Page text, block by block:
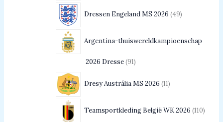
Dressen Engeland MS 2026 49
Argentina-thuiswereldkampioenschap
2026 Dresse 91
Dresy Austrália MS 2026 11
Teamsportkleding België WK 2026 110